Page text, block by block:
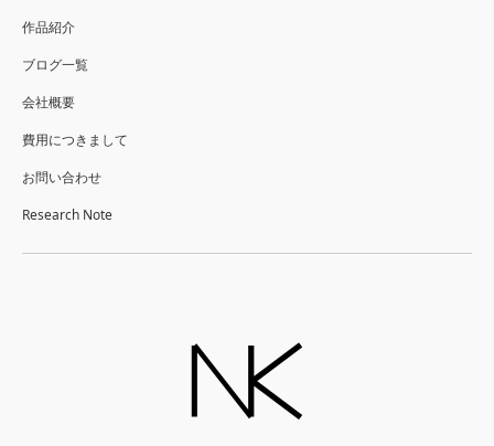
作品紹介
ブログ一覧
会社概要
費用につきまして
お問い合わせ
Research Note